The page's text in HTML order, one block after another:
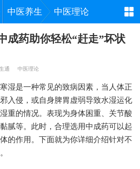
中医养生 中医理论
成药助你轻松“赶走”坏状
通 中医理论
湿是一种常见的致病因素，当人体正
入侵，或自身脾胃虚弱导致水湿运化
重的情况。表现为身体困重、关节酸
腻等。此时，合理选用中成药可以起
的作用。下面就为你详细介绍针对不